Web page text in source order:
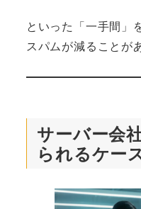
といった「一手間」
スパムが減ることが
サーバー会
られるケー